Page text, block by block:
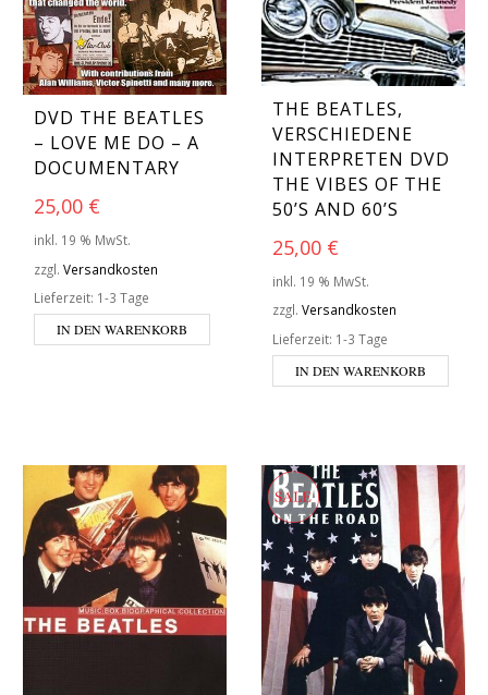
DVD THE BEATLES
– LOVE ME DO – A
DOCUMENTARY
25,00 €
inkl. 19 % MwSt.
zzgl. Versandkosten
Lieferzeit: 1-3 Tage
IN DEN WARENKORB
THE BEATLES,
VERSCHIEDENE
INTERPRETEN DVD
THE VIBES OF THE
50’S AND 60’S
25,00 €
inkl. 19 % MwSt.
zzgl. Versandkosten
Lieferzeit: 1-3 Tage
IN DEN WARENKORB